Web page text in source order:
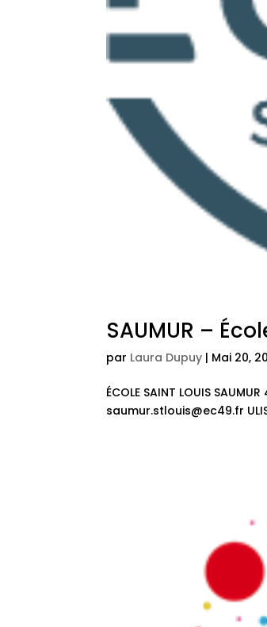
SAUMUR –
par Laura Dupuy | Mai 20,
ÉCOLE SAINT LOUIS
saumur.stlouis@ec49.fr